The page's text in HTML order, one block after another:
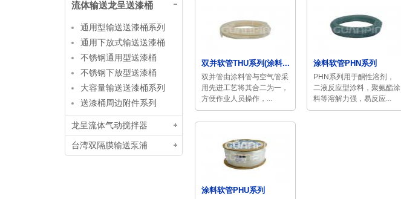
流体输送龙呈送漆桶
通用型输送送漆桶系列
通用下放式输送送漆桶
不锈钢通用型送漆桶
不锈钢下放型送漆桶
大容量输送送漆桶系列
送漆桶周边附件系列
龙呈流体气动搅拌器
台湾双隔膜输送泵浦
双并软管THU系列(涂料...
双并管由涂料管与空气管采
用先进工艺将其合二为一，
方便作业人员操作，...
涂料软管PHN系列
PHN系列用于酮性溶剂，
二液反应型涂料，聚氨酯涂
料等溶解力强，易反应...
涂料软管PHU系列